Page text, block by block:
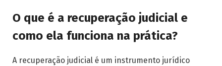
O que é a recuperação judicial e
como ela funciona na prática?
A recuperação judicial é um instrumento jurídico